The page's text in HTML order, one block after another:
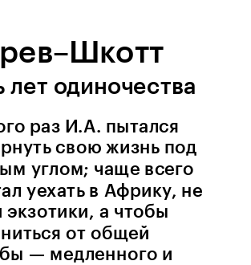
лет одиночества
раз И.А. пытался
свою жизнь под
углом; чаще всего
уехать в Африку, не
экзотики, а чтобы
от общей
— медленного и